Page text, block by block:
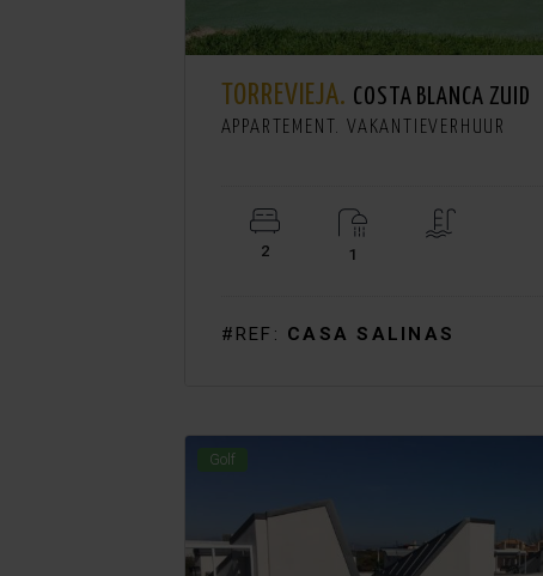
TORREVIEJA. COSTA BLANCA ZUID
APPARTEMENT. VAKANTIEVERHUUR
2 1
#REF: CASA SALINAS
Golf